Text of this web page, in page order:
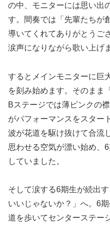
の中、モニターには思い出
す。間奏では「先輩たちが
導いてくれてありがとうご
涙声になりながら歌い上げ
するとメインモニターに巨
を刻み始めます。そのまま
Bステージでは薄ピンクの
がパフォーマンスをスター
波が花道を駆け抜けて合流
思わせる空気が漂い始め、
していました。
そして涙する6期生が続出
いいじゃないか？」へ。6
道を歩いてセンターステー